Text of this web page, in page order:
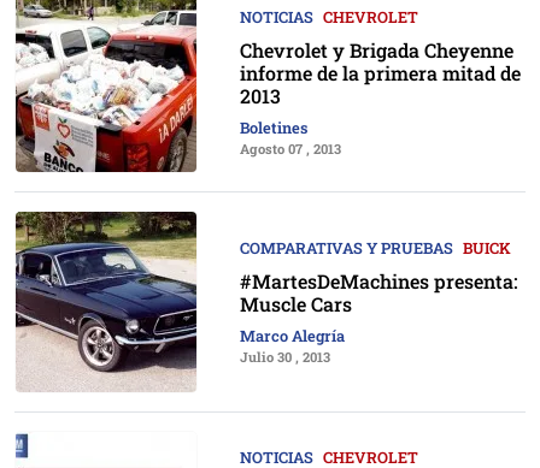
NOTICIAS CHEVROLET
Chevrolet y Brigada Cheyenne
informe de la primera mitad de
2013
Boletines
Agosto 07 , 2013
COMPARATIVAS Y PRUEBAS BUICK
#MartesDeMachines presenta:
Muscle Cars
Marco Alegría
Julio 30 , 2013
NOTICIAS CHEVROLET